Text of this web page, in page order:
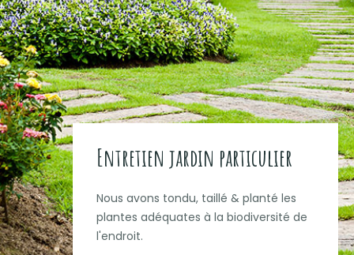
Entretien jardin particulier
Nous avons tondu, taillé & planté les
plantes adéquates à la biodiversité de
l'endroit.